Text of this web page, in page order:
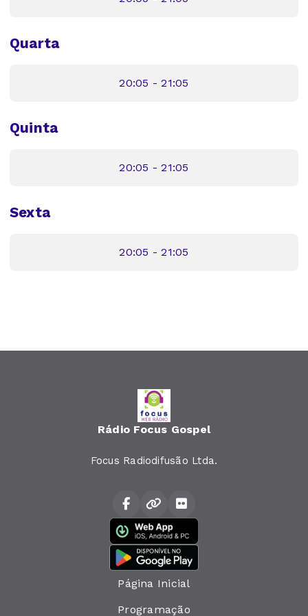
Quarta
20:05 - 21:05
Quinta
20:05 - 21:05
Sexta
20:05 - 21:05
Rádio Focus Gospel
Focus Radiodifusão Ltda.
Página Inicial
Programação